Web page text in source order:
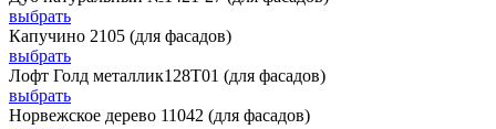
выбрать
Капучино 2105 (для фасадов)
выбрать
Лофт Голд металлик128Т01 (для фасадов)
выбрать
Норвежское дерево 11042 (для фасадов)